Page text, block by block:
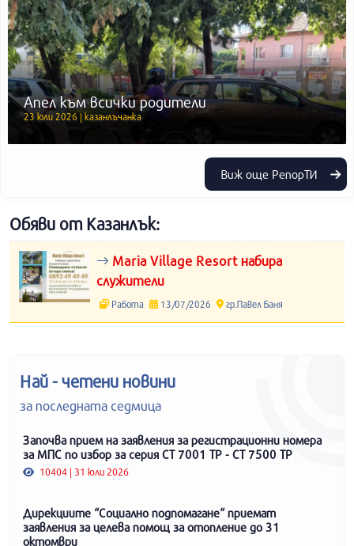
Апел към всички родители
23 юли 2026 | казанлъчанка
Виж още РепорТИ
Обяви от Казанлък:
Maria Village Resort набира
служители
Работа 13/07/2026 гр.Павел Баня
Най - четени новини
за последната седмица
Започва прием на заявления за регистрационни номера
за МПС по избор за серия СТ 7001 ТР - СТ 7500 ТР
10404 | 31 юли 2026
Дирекциите “Социално подпомагане“ приемат
заявления за целева помощ за отопление до 31
октомври